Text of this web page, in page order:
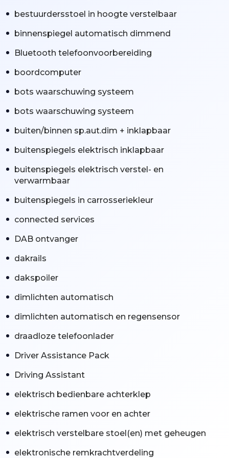
bestuurdersstoel in hoogte verstelbaar
binnenspiegel automatisch dimmend
Bluetooth telefoonvoorbereiding
boordcomputer
bots waarschuwing systeem
bots waarschuwing systeem
buiten/binnen sp.aut.dim + inklapbaar
buitenspiegels elektrisch inklapbaar
buitenspiegels elektrisch verstel- en
verwarmbaar
buitenspiegels in carrosseriekleur
connected services
DAB ontvanger
dakrails
dakspoiler
dimlichten automatisch
dimlichten automatisch en regensensor
draadloze telefoonlader
Driver Assistance Pack
Driving Assistant
elektrisch bedienbare achterklep
elektrische ramen voor en achter
elektrisch verstelbare stoel(en) met geheugen
elektronische remkrachtverdeling